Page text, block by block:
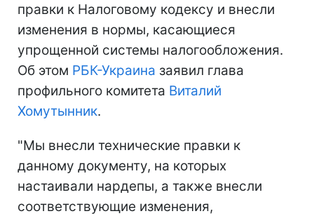
правки к Налоговому кодексу и внесли
изменения в нормы, касающиеся
упрощенной системы налогообложения.
Об этом РБК-Украина заявил глава
профильного комитета Виталий
Хомутынник.
"Мы внесли технические правки к
данному документу, на которых
настаивали нардепы, а также внесли
соответствующие изменения,